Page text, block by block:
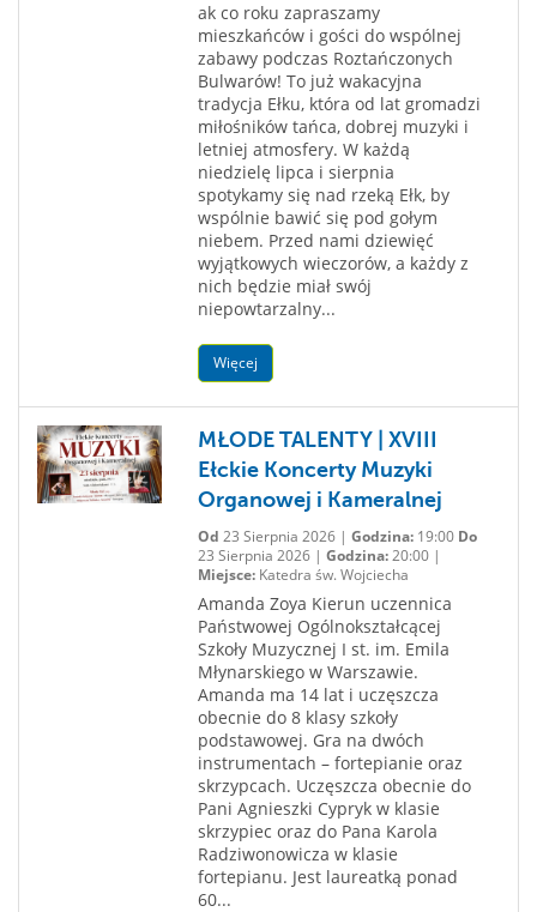
ak co roku zapraszamy
mieszkańców i gości do wspólnej
zabawy podczas Roztańczonych
Bulwarów! To już wakacyjna
tradycja Ełku, która od lat gromadzi
miłośników tańca, dobrej muzyki i
letniej atmosfery. W każdą
niedzielę lipca i sierpnia
spotykamy się nad rzeką Ełk, by
wspólnie bawić się pod gołym
niebem. Przed nami dziewięć
wyjątkowych wieczorów, a każdy z
nich będzie miał swój
niepowtarzalny...
Więcej
MŁODE TALENTY | XVIII
Ełckie Koncerty Muzyki
Organowej i Kameralnej
Od 23 Sierpnia 2026 | Godzina:19:00 Do
23 Sierpnia 2026 | Godzina:20:00 |
Miejsce:Katedra św. Wojciecha
Amanda Zoya Kierun uczennica
Państwowej Ogólnokształcącej
Szkoły Muzycznej I st. im. Emila
Młynarskiego w Warszawie.
Amanda ma 14 lat i uczęszcza
obecnie do 8 klasy szkoły
podstawowej. Gra na dwóch
instrumentach – fortepianie oraz
skrzypcach. Uczęszcza obecnie do
Pani Agnieszki Cypryk w klasie
skrzypiec oraz do Pana Karola
Radziwonowicza w klasie
fortepianu. Jest laureatką ponad
60...